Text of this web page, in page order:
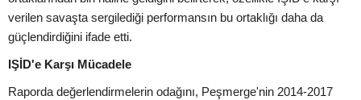
verilen savaşta sergilediği performansın bu ortaklığı daha da
güçlendirdiğini ifade etti.
IŞİD'e Karşı Mücadele
Raporda değerlendirmelerin odağını, Peşmerge'nin 2014-2017